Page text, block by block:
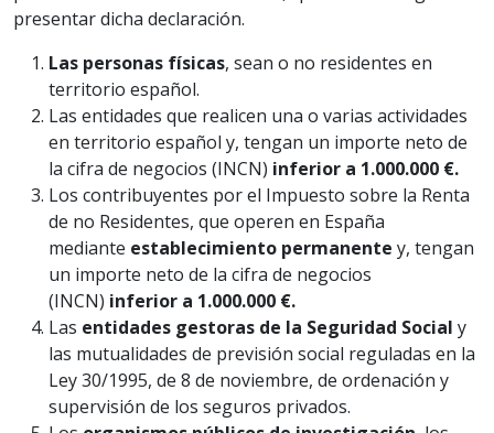
presentar dicha declaración.
Las personas físicas, sean o no residentes en
territorio español.
Las entidades que realicen una o varias actividades
en territorio español y, tengan un importe neto de
la cifra de negocios (INCN) inferior a 1.000.000 €.
Los contribuyentes por el Impuesto sobre la Renta
de no Residentes, que operen en España
mediante establecimiento permanente y, tengan
un importe neto de la cifra de negocios
(INCN) inferior a 1.000.000 €.
Las entidades gestoras de la Seguridad Social y
las mutualidades de previsión social reguladas en la
Ley 30/1995, de 8 de noviembre, de ordenación y
supervisión de los seguros privados.